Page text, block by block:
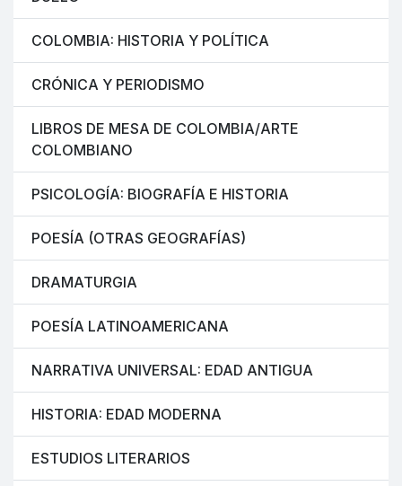
COLOMBIA: HISTORIA Y POLÍTICA
CRÓNICA Y PERIODISMO
LIBROS DE MESA DE COLOMBIA/ARTE
COLOMBIANO
PSICOLOGÍA: BIOGRAFÍA E HISTORIA
POESÍA (OTRAS GEOGRAFÍAS)
DRAMATURGIA
POESÍA LATINOAMERICANA
NARRATIVA UNIVERSAL: EDAD ANTIGUA
HISTORIA: EDAD MODERNA
ESTUDIOS LITERARIOS